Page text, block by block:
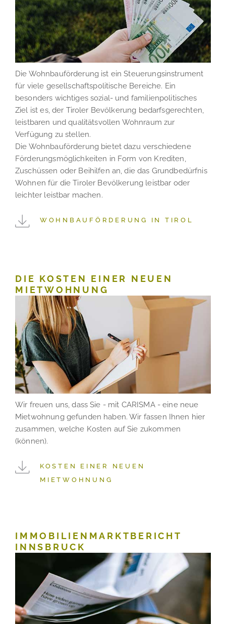
Die Wohnbauförderung ist ein Steuerungsinstrument
für viele gesellschaftspolitische Bereiche. Ein
besonders wichtiges sozial- und familienpolitisches
Ziel ist es, der Tiroler Bevölkerung bedarfsgerechten,
leistbaren und qualitätsvollen Wohnraum zur
Verfügung zu stellen.
Die Wohnbauförderung bietet dazu verschiedene
Förderungsmöglichkeiten in Form von Krediten,
Zuschüssen oder Beihilfen an, die das Grundbedürfnis
Wohnen für die Tiroler Bevölkerung leistbar oder
leichter leistbar machen.
WOHNBAUFÖRDERUNG IN TIROL
DIE KOSTEN EINER NEUEN
MIETWOHNUNG
Wir freuen uns, dass Sie - mit CARISMA - eine neue
Mietwohnung gefunden haben. Wir fassen Ihnen hier
zusammen, welche Kosten auf Sie zukommen
(können).
KOSTEN EINER NEUEN
MIETWOHNUNG
IMMOBILIENMARKTBERICHT
INNSBRUCK